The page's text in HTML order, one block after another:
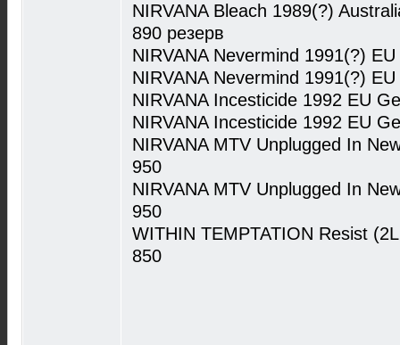
NIRVANA Bleach 1989(?)
890 резерв
NIRVANA Nevermind 1991(?)
NIRVANA Nevermind 1991(?)
NIRVANA Incesticide 1992 EU
NIRVANA Incesticide 1992 EU
NIRVANA MTV Unplugged In
950
NIRVANA MTV Unplugged In
950
WITHIN TEMPTATION Resist
850